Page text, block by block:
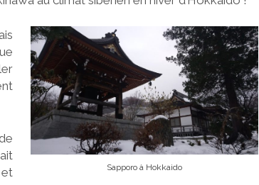
Sapporo à Hokkaido
et